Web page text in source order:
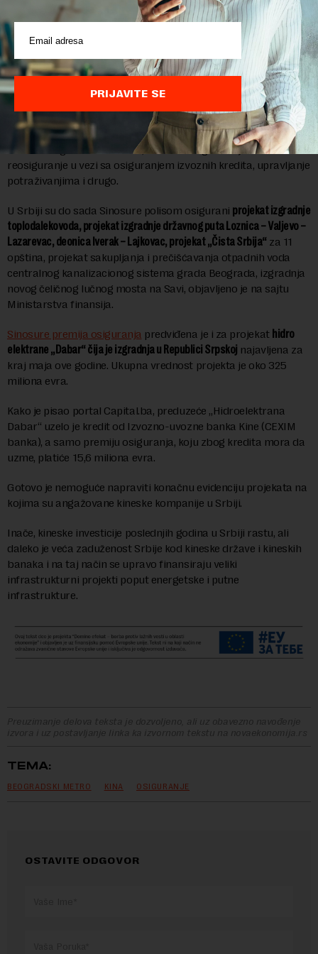
Osiguranjem izvoznih kredita od rizika neplaćanja, Sinosure
promoviše kineski izvoz roba, tehnologija i usluga, posebno
izvoz visokotehnoloških i kapitalnih proizvoda sa visokom
dodatom vrednošću, kao što su mehanički i električni proizvodi.
Glavni proizvodi i usluge uključuju srednjoročno i dugoročno
osiguranje izvoznih kredita, osiguranje prekomorskih
investicija, osiguranje kratkoročnih izvoznih kredita, osiguranje
domaćih trgovinskih kredita, obveznice i garancije i
reosiguranje u vezi sa osiguranjem izvoznih kredita, upravljanje
potraživanjima i drugo.
U Srbiji su do sada Sinosure polisom osigurani projekat izgradnje
toplodalekovoda, projekat izgradnje državnog puta Loznica – Valjevo –
Lazarevac, deonica Iverak – Lajkovac, projekat „Čista Srbija“ za 11
opština, projekat sakupljanja i prečišćavanja otpadnih voda
centralnog kanalizacionog sistema grada Beograda, izgradnja
novog čeličnog lučnog mosta na Savi, objavljeno je na sajtu
Ministarstva finansija.
Sinosure premija osiguranja predviđena je i za projekat hidro
elektrane „Dabar“ čija je izgradnja u Republici Srpskoj najavljena za
kraj maja ove godine. Ukupna vrednost projekta je oko 325
miliona evra.
Kako je pisao portal Capital.ba, preduzeće „Hidroelektrana
Dabar“ uzelo je kredit od Izvozno-uvozne banka Kine (CEXIM
banka), a samo premiju osiguranja, koju zbog kredita mora da
uzme, platiće 15,6 miliona evra.
Gotovo je nemoguće napraviti konačnu evidenciju projekata na
kojima su angažovane kineske kompanije u Srbiji.
Inače, kineske investicije poslednjih godina u Srbiji rastu, ali
daleko je veća zaduženost Srbije kod kineske države i kineskih
banaka i na taj način se upravo finansiraju veliki
infrastrukturni projekti poput energetske i putne
infrastrukture.
Preuzimanje delova teksta je dozvoljeno, ali uz obavezno navođenje
izvora i uz postavljanje linka ka izvornom tekstu na novaekonomija.rs
TEMA:
BEOGRADSKI METRO KINA OSIGURANJE
OSTAVITE ODGOVOR
PRIJAVITE SE